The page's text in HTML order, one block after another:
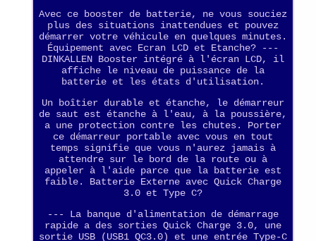
Avec ce booster de batterie, ne vous souciez
plus des situations inattendues et pouvez
démarrer votre véhicule en quelques minutes.
Équipement avec Ecran LCD et Etanche? ---
DINKALLEN Booster intégré à l'écran LCD, il
affiche le niveau de puissance de la
batterie et les états d'utilisation.
Un boîtier durable et étanche, le démarreur
de saut est étanche à l'eau, à la poussière,
a une protection contre les chutes. Porter
ce démarreur portable avec vous en tout
temps signifie que vous n'aurez jamais à
attendre sur le bord de la route ou à
appeler à l'aide parce que la batterie est
faible. Batterie Externe avec Quick Charge
3.0 et Type C?
--- La banque d'alimentation de démarrage
rapide a des sorties Quick Charge 3.0, une
sortie USB (USB1 QC3.0) et une entrée Type-C